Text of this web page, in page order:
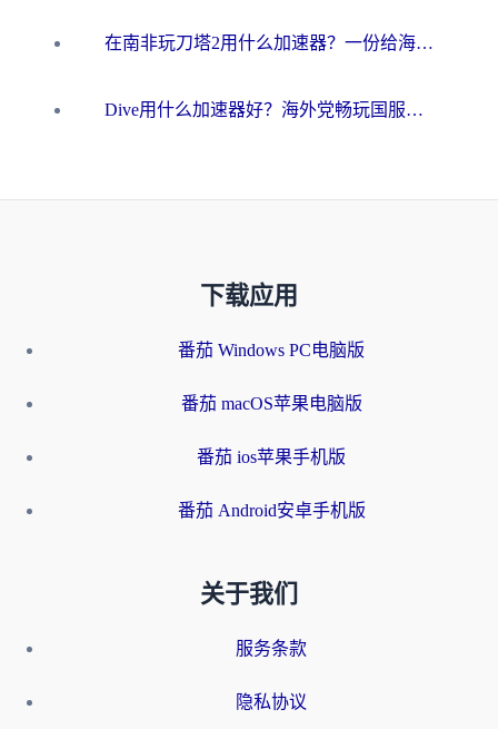
在南非玩刀塔2用什么加速器？一份给海外游子的终极生存指南
Dive用什么加速器好？海外党畅玩国服游戏的终极避坑指南
下载应用
番茄 Windows PC电脑版
番茄 macOS苹果电脑版
番茄 ios苹果手机版
番茄 Android安卓手机版
关于我们
服务条款
隐私协议